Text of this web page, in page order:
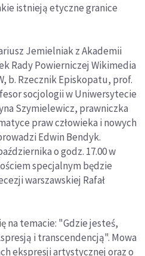
istnieją etyczne granice
Jemielniak z Akademii
Rady Powierniczej Wikimedia
b. Rzecznik Episkopatu, prof.
socjologii w Uniwersytecie
Szymielewicz, prawniczka
praw człowieka i nowych
Edwin Bendyk.
o godz. 17.00 w
specjalnym będzie
warszawskiej Rafał
na temacie: "Gdzie jesteś,
i transcendencją". Mowa
ekspresji artystycznej oraz o